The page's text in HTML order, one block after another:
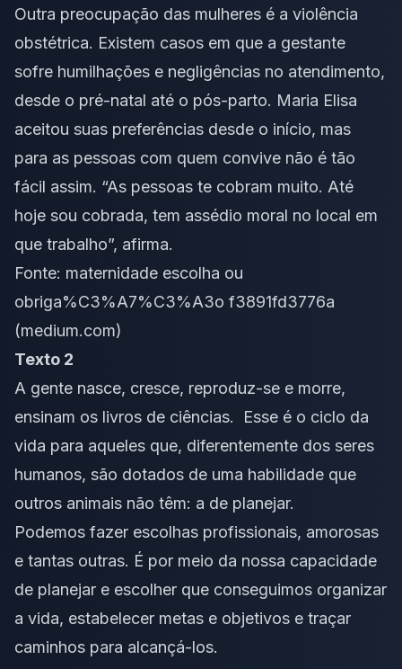
Outra preocupação das mulheres é a violência
obstétrica. Existem casos em que a gestante
sofre humilhações e negligências no atendimento,
desde o pré-natal até o pós-parto. Maria Elisa
aceitou suas preferências desde o início, mas
para as pessoas com quem convive não é tão
fácil assim. “As pessoas te cobram muito. Até
hoje sou cobrada, tem assédio moral no local em
que trabalho”, afirma.
Fonte: maternidade escolha ou
obriga%C3%A7%C3%A3o f3891fd3776a
(medium.com)
Texto 2
A gente nasce, cresce, reproduz-se e morre,
ensinam os livros de ciências. Esse é o ciclo da
vida para aqueles que, diferentemente dos seres
humanos, são dotados de uma habilidade que
outros animais não têm: a de planejar.
Podemos fazer escolhas profissionais, amorosas
e tantas outras. É por meio da nossa capacidade
de planejar e escolher que conseguimos organizar
a vida, estabelecer metas e objetivos e traçar
caminhos para alcançá-los.